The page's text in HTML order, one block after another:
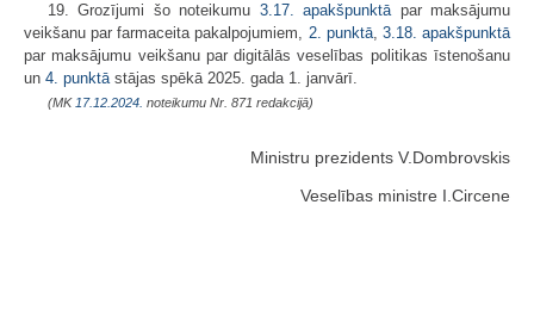
19. Grozījumi šo noteikumu 3.17. apakšpunktāpar maksājumu
veikšanu par farmaceita pakalpojumiem, 2. punktā, 3.18. apakšpunktā
par maksājumu veikšanu par digitālās veselības politikas īstenošanu
un 4. punktāstājas spēkā 2025. gada 1. janvārī.
(MK 17.12.2024. noteikumu Nr. 871 redakcijā)
Ministru prezidents V.Dombrovskis
Veselības ministre I.Circene